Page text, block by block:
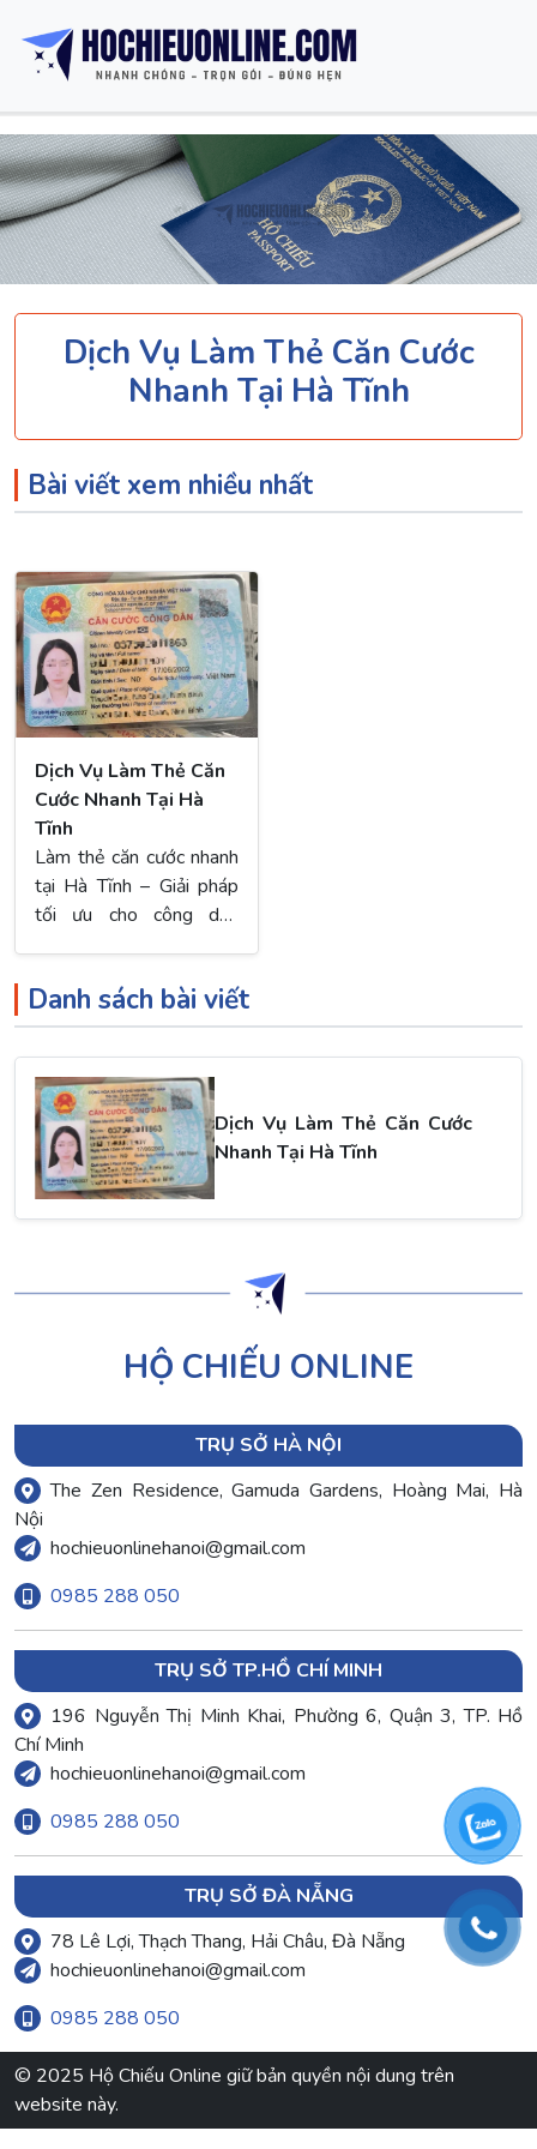
Dịch Vụ Làm Thẻ Căn Cước
Nhanh Tại Hà Tĩnh
Bài viết xem nhiều nhất
Dịch Vụ Làm Thẻ Căn
Cước Nhanh Tại Hà
Tĩnh
Làm thẻ căn cước nhanh
tại Hà Tĩnh – Giải pháp
tối ưu cho công dân
chip một cách nhanh
chóng và thuận tiện. Với
dịch vụ chuyên nghiệp,
uy tín, đảm bảo giúp bạn
tiết kiệm thời gian và
công sức. Hãy khám
phá...
Danh sách bài viết
Dịch Vụ Làm Thẻ Căn Cước
Nhanh Tại Hà Tĩnh
HỘ CHIẾU ONLINE
TRỤ SỞ HÀ NỘI
The Zen Residence, Gamuda Gardens, Hoàng Mai, Hà
Nội
hochieuonlinehanoi@gmail.com
0985 288 050
TRỤ SỞ TP.HỒ CHÍ MINH
196 Nguyễn Thị Minh Khai, Phường 6, Quận 3, TP. Hồ
Chí Minh
hochieuonlinehanoi@gmail.com
0985 288 050
TRỤ SỞ ĐÀ NẴNG
78 Lê Lợi, Thạch Thang, Hải Châu, Đà Nẵng
hochieuonlinehanoi@gmail.com
0985 288 050
© 2025 Hộ Chiếu Online giữ bản quyền nội dung trên
website này.